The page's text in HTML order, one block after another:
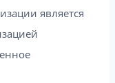
является